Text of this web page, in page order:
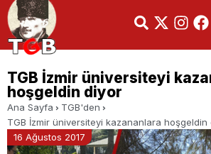
TGB İzmir üniversiteyi
hoşgeldin diyor
Ana Sayfa
TGB'den
TGB İzmir üniversiteyi kazananlara hoşgeldin
16 Ağustos 2017